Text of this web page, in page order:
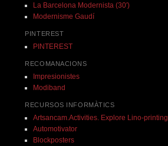
La Barcelona Modernista (30′)
Modernisme Gaudí
PINTEREST
PINTEREST
RECOMANACIONS
Impresionistes
Modiband
RECURSOS INFORMÀTICS
Artsancam.Activities. Explore Lino-printing
Automotivator
Blockposters